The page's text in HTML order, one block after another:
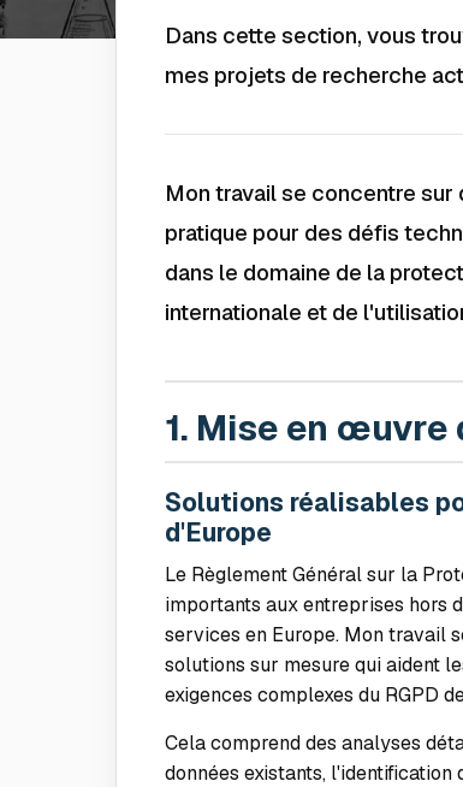
Dans cette section, vous
mes projets de recherche
Mon travail se concentre
pratique pour des défis
dans le domaine de la
internationale et de
1. Mise en œuvre
Solutions réalisables
d'Europe
Le Règlement Général sur la
importants aux entreprises hors
services en Europe. Mon travail
solutions sur mesure qui aident
exigences complexes du RGPD
Cela comprend des analyses
données existants,